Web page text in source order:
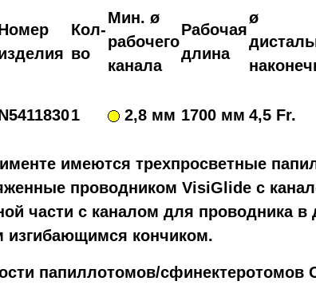
Кол-
во
Мин. ø
рабочего
канала
Рабочая
длина
ø
1 2,8 мм 1700 мм 4,5 Fr.
имеются трехпросветные
проводником VisiGlide с
части с каналом для проводника в
изгибающимся кончиком.
папиллотомов/сфинектеротомов